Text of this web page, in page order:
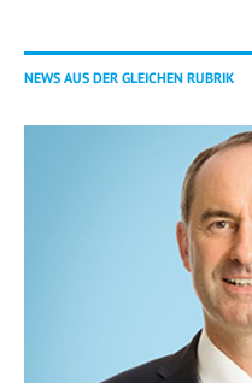
NEWS AUS DER GLEICHEN RUBRIK